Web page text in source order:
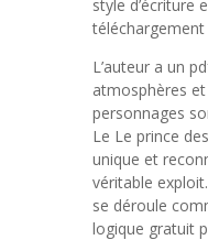
style d’écriture
L’auteur a un
atmosphères
personnages
Le Le prince
unique et
véritable
se déroule
logique gratuit